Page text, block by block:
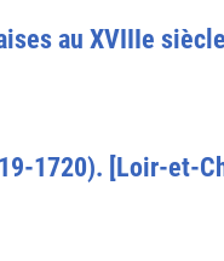
au XVIIIe
1720). [Loir-et-